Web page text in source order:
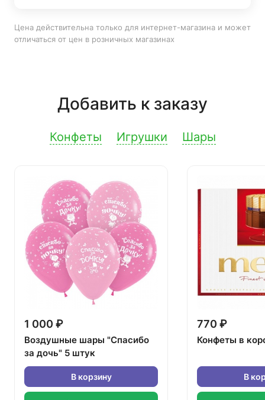
Цена действительна только для интернет-магазина и может
отличаться от цен в розничных магазинах
Добавить к заказу
Конфеты Игрушки Шары
1 000 ₽
Воздушные шары "Спасибо
за дочь" 5 штук
В корзину
770 ₽
Конфеты в
В